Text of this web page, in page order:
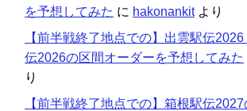
を予想してみた に hakonankitより
【前半戦終了地点での】出雲駅伝
伝2026の区間オーダーを予想してみた
り
【前半戦終了地点での】箱根駅伝